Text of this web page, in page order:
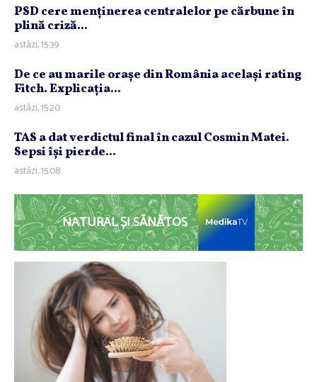
PSD cere menţinerea centralelor pe cărbune în
plină criză...
astăzi, 15:39
De ce au marile oraşe din România acelaşi rating
Fitch. Explicaţia...
astăzi, 15:20
TAS a dat verdictul final în cazul Cosmin Matei.
Sepsi îşi pierde...
astăzi, 15:08
NATURAL ȘI SĂNĂTOS